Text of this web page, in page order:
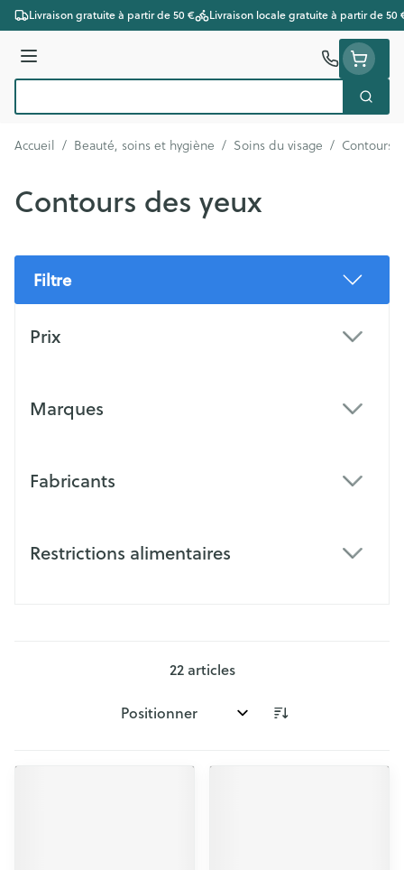
Aller au contenu
Livraison gratuite à partir de 50 € Livraison locale gratuite à partir de 50
Menu
Accueil / Beauté, soins et hygiène / Soins du visage / Contours
Contours des yeux
Filtre
Prix
Marques
Fabricants
Restrictions alimentaires
22articles
Trier par: